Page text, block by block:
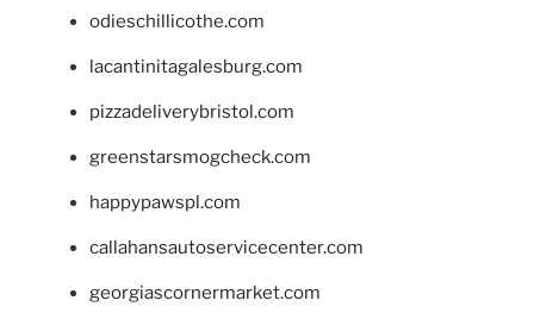
odieschillicothe.com
lacantinitagalesburg.com
pizzadeliverybristol.com
greenstarsmogcheck.com
happypawspl.com
callahansautoservicecenter.com
georgiascornermarket.com